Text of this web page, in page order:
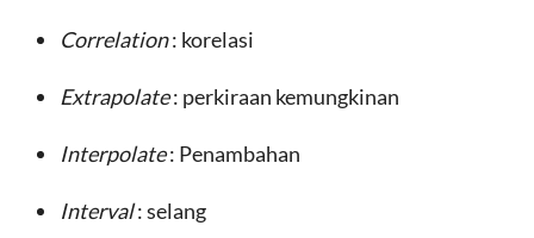
Correlation: korelasi
Extrapolate: perkiraan kemungkinan
Interpolate: Penambahan
Interval: selang